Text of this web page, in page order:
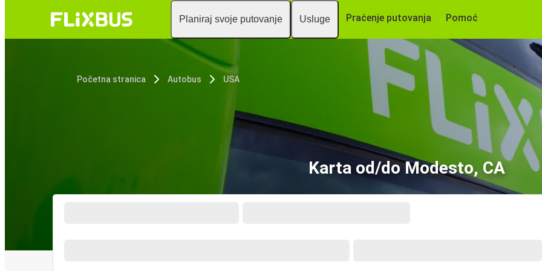
Planiraj svoje putovanje Usluge Praćenje putovanja Pomoć
Početna stranica Autobus USA
Karta od/do Modesto, CA